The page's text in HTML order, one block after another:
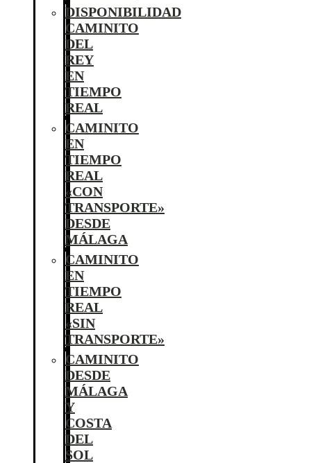
DISPONIBILIDAD
CAMINITO
DEL
REY
EN
TIEMPO
REAL
CAMINITO
EN
TIEMPO
REAL
«CON
TRANSPORTE»
DESDE
MÁLAGA
CAMINITO
EN
TIEMPO
REAL
«SIN
TRANSPORTE»
CAMINITO
DESDE
MÁLAGA
Y
COSTA
DEL
SOL